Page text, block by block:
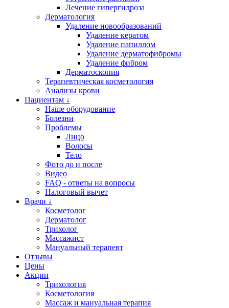
Лечение гипергидроза
Дерматология
Удаление новообразований
Удаление кератом
Удаление папиллом
Удаление дерматофибромы
Удаление фибром
Дерматоскопия
Терапевтическая косметология
Анализы крови
Пациентам ↓
Наше оборудование
Болезни
Проблемы
Лицо
Волосы
Тело
Фото до и после
Видео
FAQ - ответы на вопросы
Налоговый вычет
Врачи ↓
Косметолог
Дерматолог
Трихолог
Массажист
Мануальный терапевт
Отзывы
Цены
Акции
Трихология
Косметология
Массаж и мануальная терапия